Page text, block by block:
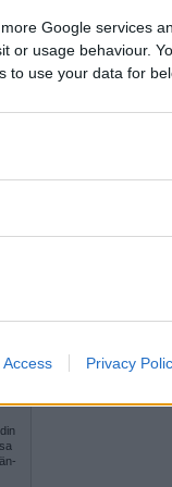
Google services
or usage behaviour.
to use your data for
Access Privacy
Vill du bli
medlem?